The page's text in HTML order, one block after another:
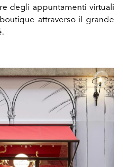
degli appuntamenti virtuali
attraverso il grande